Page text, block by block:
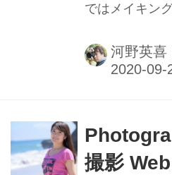
ではメイキン
きるのはもち
話も大きなポ
メる様子を堪
河野英喜
撮影